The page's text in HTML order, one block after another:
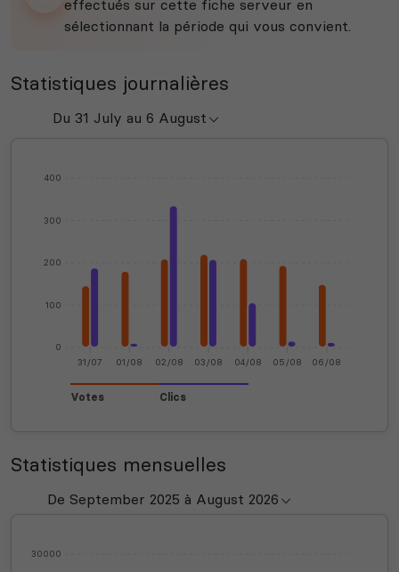
effectués sur cette fiche serveur en
sélectionnant la période qui vous convient.
Statistiques journalières
0
100
200
300
400
31/07 01/08 02/08 03/08 04/08 05/08 06/08
Votes Clics
Statistiques mensuelles
30000